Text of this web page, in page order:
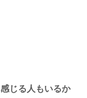
じる人もいるか